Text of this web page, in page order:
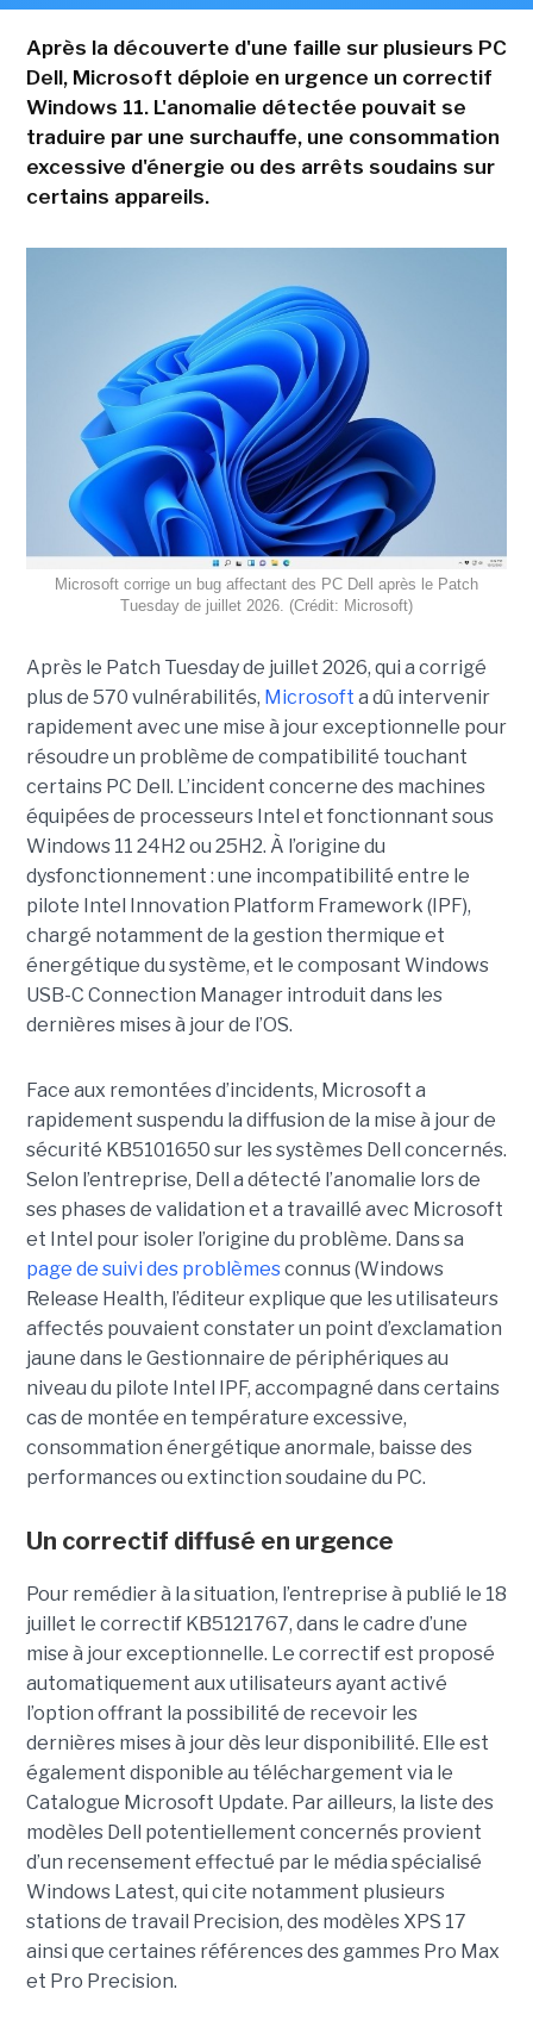
Après la découverte d'une faille sur plusieurs PC
Dell, Microsoft déploie en urgence un correctif
Windows 11. L'anomalie détectée pouvait se
traduire par une surchauffe, une consommation
excessive d'énergie ou des arrêts soudains sur
certains appareils.
Microsoft corrige un bug affectant des PC Dell après le Patch
Tuesday de juillet 2026. (Crédit: Microsoft)
Après le Patch Tuesday de juillet 2026, qui a corrigé
plus de 570 vulnérabilités, Microsoft a dû intervenir
rapidement avec une mise à jour exceptionnelle pour
résoudre un problème de compatibilité touchant
certains PC Dell. L’incident concerne des machines
équipées de processeurs Intel et fonctionnant sous
Windows 11 24H2 ou 25H2. À l’origine du
dysfonctionnement : une incompatibilité entre le
pilote Intel Innovation Platform Framework (IPF),
chargé notamment de la gestion thermique et
énergétique du système, et le composant Windows
USB-C Connection Manager introduit dans les
dernières mises à jour de l’OS.
Face aux remontées d’incidents, Microsoft a
rapidement suspendu la diffusion de la mise à jour de
sécurité KB5101650 sur les systèmes Dell concernés.
Selon l’entreprise, Dell a détecté l’anomalie lors de
ses phases de validation et a travaillé avec Microsoft
et Intel pour isoler l’origine du problème. Dans sa
page de suivi des problèmesconnus (Windows
Release Health, l’éditeur explique que les utilisateurs
affectés pouvaient constater un point d’exclamation
jaune dans le Gestionnaire de périphériques au
niveau du pilote Intel IPF, accompagné dans certains
cas de montée en température excessive,
consommation énergétique anormale, baisse des
performances ou extinction soudaine du PC.
Un correctif diffusé en urgence
Pour remédier à la situation, l’entreprise à publié le 18
juillet le correctif KB5121767, dans le cadre d’une
mise à jour exceptionnelle. Le correctif est proposé
automatiquement aux utilisateurs ayant activé
l’option offrant la possibilité de recevoir les
dernières mises à jour dès leur disponibilité. Elle est
également disponible au téléchargement via le
Catalogue Microsoft Update. Par ailleurs, la liste des
modèles Dell potentiellement concernés provient
d’un recensement effectué par le média spécialisé
Windows Latest, qui cite notamment plusieurs
stations de travail Precision, des modèles XPS 17
ainsi que certaines références des gammes Pro Max
et Pro Precision.